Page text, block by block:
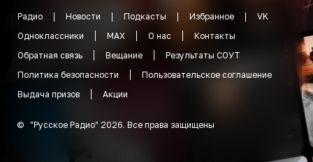
Радио Новости Подкасты Избранное
VK
Одноклассники
MAX О нас
Контакты
Обратная связь
Вещание
Результаты СОУТ
Политика безопасности
Пользовательское соглашение
Выдача призов
Акции
© "Русское Радио" 2026. Все права защищены